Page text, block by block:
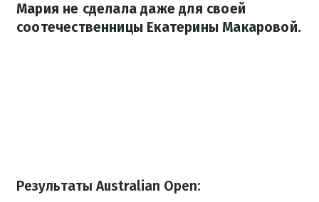
Мария не сделала даже для своей
соотечественницы Екатерины Макаровой.
Результаты Australian Open: